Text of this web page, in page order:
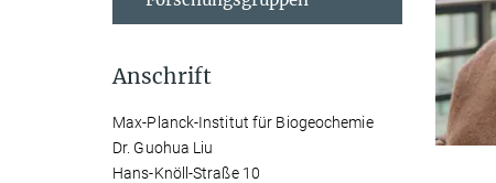
Anschrift
Max-Planck-Institut für Biogeochemie
Dr. Guohua Liu
Hans-Knöll-Straße 10